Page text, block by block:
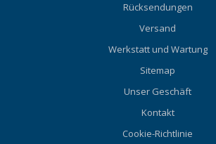
Rücksendungen
Versand
Werkstatt und Wartung
Sitemap
Unser Geschäft
Kontakt
Cookie-Richtlinie